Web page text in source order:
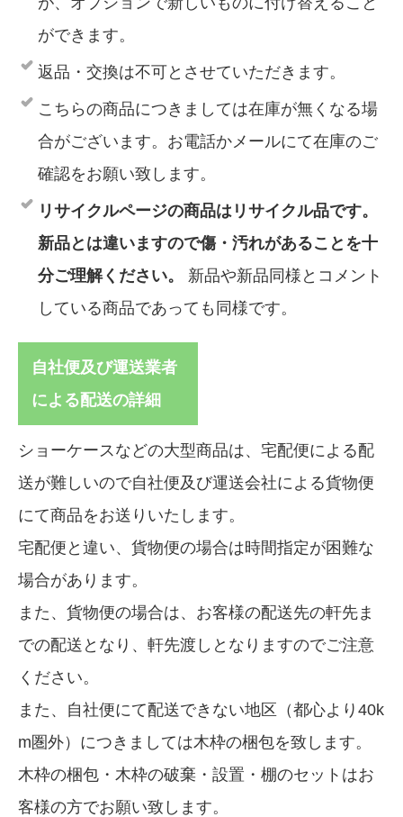
ができます。
返品・交換は不可とさせていただきます。
こちらの商品につきましては在庫が無くなる場
合がございます。お電話かメールにて在庫のご
確認をお願い致します。
リサイクルページの商品はリサイクル品です。
新品とは違いますので傷・汚れがあることを十
分ご理解ください。
新品や新品同様とコメント
している商品であっても同様です。
自社便及び運送業者
による配送の詳細
ショーケースなどの大型商品は、宅配便による配
送が難しいので自社便及び運送会社による貨物便
にて商品をお送りいたします。
宅配便と違い、貨物便の場合は時間指定が困難な
場合があります。
また、貨物便の場合は、お客様の配送先の軒先ま
での配送となり、軒先渡しとなりますのでご注意
ください。
また、自社便にて配送できない地区（都心より40k
m圏外）につきましては木枠の梱包を致します。
木枠の梱包・木枠の破棄・設置・棚のセットはお
客様の方でお願い致します。